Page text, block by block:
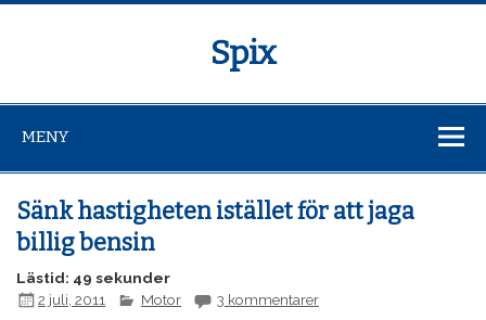
Spix
MENY
Sänk hastigheten istället för att jaga
billig bensin
Lästid: 49 sekunder
2 juli, 2011
Motor 3 kommentarer